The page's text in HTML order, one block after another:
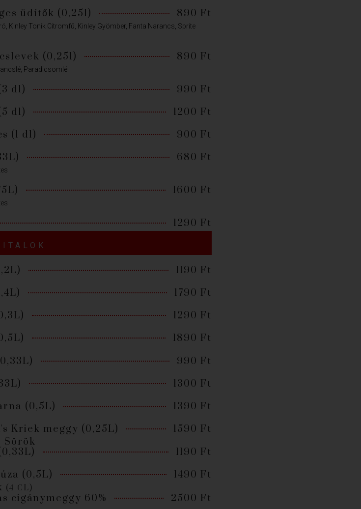
üdítők (0,25l) 890 Ft
Kinley Tonik Citromfű, Kinley Gyömber, Fanta Narancs, Sprite
(0,25l) 890 Ft
Paradicsomlé
dl)
990 Ft
dl)
1200 Ft
(1 dl)
900 Ft
680 Ft
1600 Ft
1290 Ft
1190 Ft
1790 Ft
1290 Ft
1890 Ft
990 Ft
1300 Ft
(0,5L)
1390 Ft
Kriek meggy (0,25L)
1590 Ft
Sörök
1190 Ft
(0,5L)
1490 Ft
(4 CL)
cigánymeggy 60%
2500 Ft